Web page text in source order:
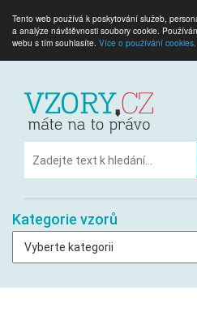
Tento web používá k poskytování služeb,
a analýze návštěvnosti soubory cookie.
webu s tím souhlasíte. Více o používání cookies.
Kategorie vzorů